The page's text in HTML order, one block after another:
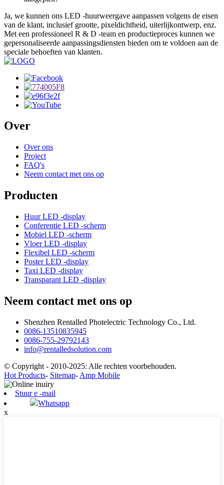
Ja, we kunnen ons LED -huurweergave aanpassen volgens de eisen
van de klant, inclusief grootte, pixeldichtheid, uiterlijkontwerp, enz.
Met een professioneel R & D -team en productieproces kunnen we
gepersonaliseerde aanpassingsdiensten bieden om te voldoen aan de
speciale behoeften van klanten.
Over
Over ons
Project
FAQ's
Neem contact met ons op
Producten
Huur LED -display
Conferentie LED -scherm
Mobiel LED -scherm
Vloer LED -display
Flexibel LED -scherm
Poster LED -display
Taxi LED -display
Transparant LED -display
Neem contact met ons op
Shenzhen Rentalled Photelectric Technology Co., Ltd.
0086-13510835945
0086-755-29792143
info@rentalledsolution.com
© Copyright - 2010-2025: Alle rechten voorbehouden.
Hot Products- Sitemap- Amp Mobile
Stuur e -mail
Whatsapp
x